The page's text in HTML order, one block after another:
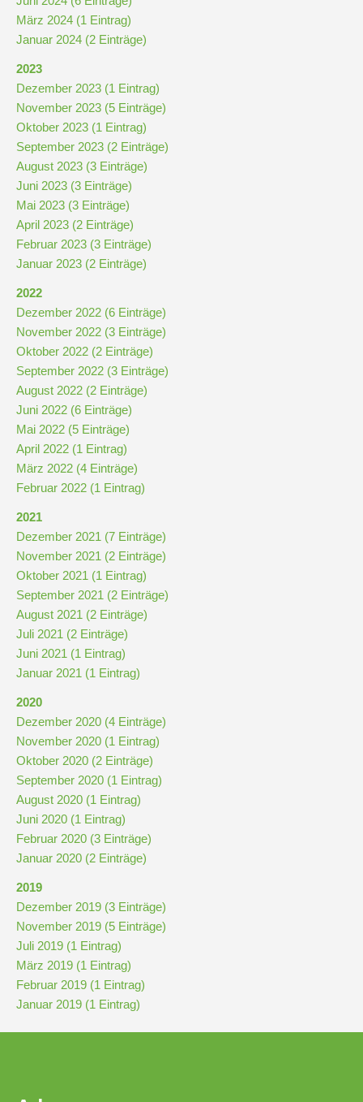
Stundenraster
Realschulbildungsgang
Stufe
7
und
Stufe
9
und
10
Hauptschulbildungsgang
ab
Kl.
7
Was
war?
Organisatorisches
Terminplan
Downloads
und
Formulare
Infos
für
Anmeldung
Schülerbücherei
Hausordnung
März 2024 (1 Eintrag)
Januar 2024 (2 Einträge)
2023
Dezember 2023 (1 Eintrag)
November 2023 (5 Einträge)
Oktober 2023 (1 Eintrag)
September 2023 (2 Einträge)
August 2023 (3 Einträge)
Juni 2023 (3 Einträge)
Mai 2023 (3 Einträge)
April 2023 (2 Einträge)
Februar 2023 (3 Einträge)
Januar 2023 (2 Einträge)
2022
Dezember 2022 (6 Einträge)
November 2022 (3 Einträge)
Oktober 2022 (2 Einträge)
September 2022 (3 Einträge)
August 2022 (2 Einträge)
Juni 2022 (6 Einträge)
Mai 2022 (5 Einträge)
April 2022 (1 Eintrag)
März 2022 (4 Einträge)
Februar 2022 (1 Eintrag)
2021
Dezember 2021 (7 Einträge)
November 2021 (2 Einträge)
Oktober 2021 (1 Eintrag)
September 2021 (2 Einträge)
August 2021 (2 Einträge)
Juli 2021 (2 Einträge)
Juni 2021 (1 Eintrag)
Januar 2021 (1 Eintrag)
2020
Dezember 2020 (4 Einträge)
November 2020 (1 Eintrag)
Oktober 2020 (2 Einträge)
September 2020 (1 Eintrag)
August 2020 (1 Eintrag)
Juni 2020 (1 Eintrag)
Februar 2020 (3 Einträge)
Januar 2020 (2 Einträge)
2019
Dezember 2019 (3 Einträge)
November 2019 (5 Einträge)
Juli 2019 (1 Eintrag)
März 2019 (1 Eintrag)
Februar 2019 (1 Eintrag)
Januar 2019 (1 Eintrag)